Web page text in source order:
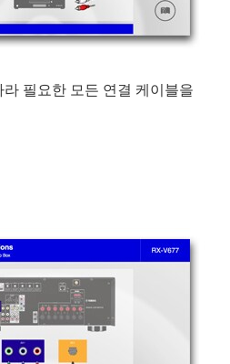
필요한 모든 연결 케이블을